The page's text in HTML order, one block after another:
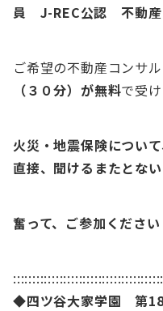
員 J-REC公認 不動産
ご希望の不動産コンサ
（３０分）が無料で受
火災・地震保険につい
直接、聞けるまたとな
奮って、ご参加ください
◆四ツ谷大家学園 第